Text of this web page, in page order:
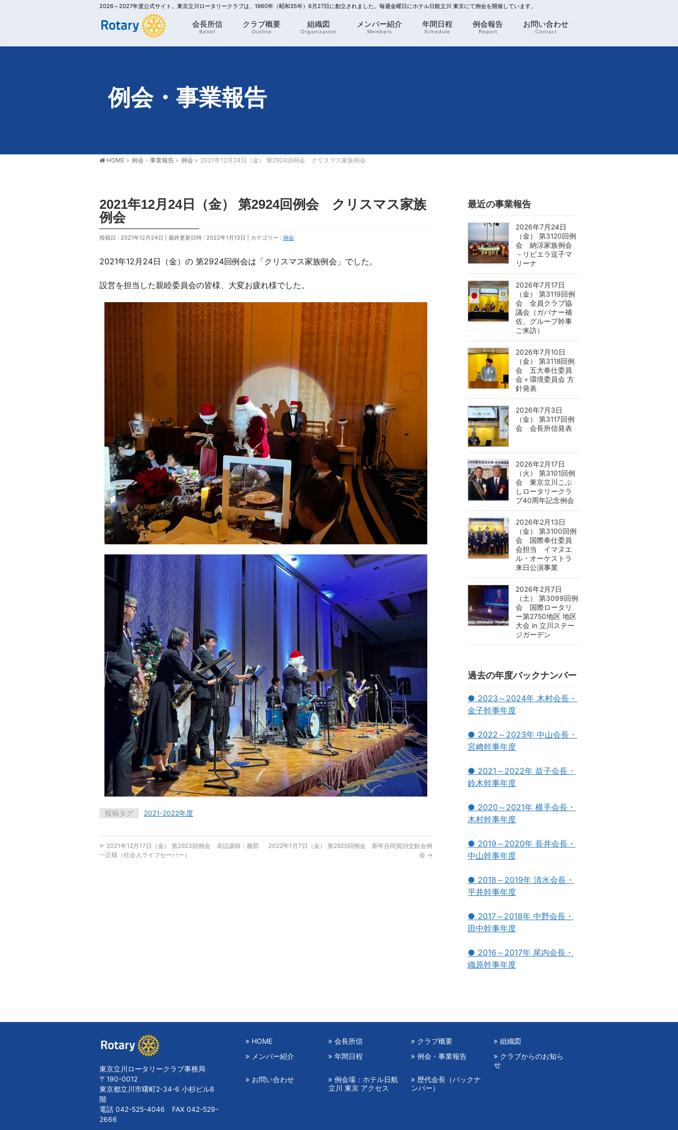
2026～2027年度公式サイト。東京立川ロータリークラブは、1960年（昭和35年）6月27日に創立されました。毎週金曜日にホテル日航立川 東京にて例会を開催しています。
会長所信
Belief
クラブ概要
Outline
組織図
Organization
メンバー紹介
Members
年間日程
Schedule
例会報告
Report
お問い合わせ
Contact
例会・事業報告
HOME » 例会・事業報告 » 例会 » 2021年12月24日（金） 第2924回例会 クリスマス家族例会
2021年12月24日（金） 第2924回例会 クリスマス家族
例会
投稿日 : 2021年12月24日 最終更新日時 : 2022年1月13日 カテゴリー : 例会
2021年12月24日（金）の 第2924回例会は「クリスマス家族例会」でした。
設営を担当した親睦委員会の皆様、大変お疲れ様でした。
投稿タグ 2021-2022年度
← 2021年12月17日（金） 第2923回例会 卓話講師：服部
一正様（社会人ライフセーバー）
2022年1月7日（金） 第2925回例会 新年合同賀詞交歓会例
会 →
最近の事業報告
2026年7月24日
（金） 第3120回例
会 納涼家族例会
－リビエラ逗子マ
リーナ
2026年7月17日
（金） 第3119回例
会 全員クラブ協
議会（ガバナー補
佐、グループ幹事
ご来訪）
2026年7月10日
（金） 第3118回例
会 五大奉仕委員
会＋環境委員会 方
針発表
2026年7月3日
（金） 第3117回例
会 会長所信発表
2026年2月17日
（火） 第3101回例
会 東京立川こぶ
しロータリークラ
ブ40周年記念例会
2026年2月13日
（金） 第3100回例
会 国際奉仕委員
会担当 イマヌエ
ル・オーケストラ
来日公演事業
2026年2月7日
（土） 第3099回例
会 国際ロータリ
ー第2750地区 地区
大会 in 立川ステー
ジガーデン
過去の年度バックナンバー
● 2023～2024年 木村会長・
金子幹事年度
● 2022～2023年 中山会長・
宮﨑幹事年度
● 2021～2022年 益子会長・
鈴木幹事年度
● 2020～2021年 横手会長・
木村幹事年度
● 2019～2020年 長井会長・
中山幹事年度
● 2018～2019年 清水会長・
平井幹事年度
● 2017～2018年 中野会長・
田中幹事年度
● 2016～2017年 尾内会長・
織原幹事年度
東京立川ロータリークラブ事務局
〒190-0012
東京都立川市曙町2-34-6 小杉ビル8
階
電話 042-525-4046 FAX 042-529-
2666
HOME 会長所信 クラブ概要
組織図
メンバー紹介
年間日程 例会・事業報告
クラブからのお知ら
せ
お問い合わせ
例会場：ホテル日航
立川 東京 アクセス
歴代会長（バックナ
ンバー）